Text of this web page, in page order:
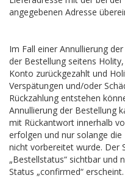
angegebenen Adresse
Im Fall einer Annullierung
der Bestellung seitens
Konto zurückgezahlt und
Verspätungen und/oder
Rückzahlung entstehen
Annullierung der Bestellung
mit Rückantwort innerhalb
erfolgen und nur solange
nicht vorbereitet wurde. Der
„Bestellstatus“ sichtbar und
Status „confirmed“ erscheint.